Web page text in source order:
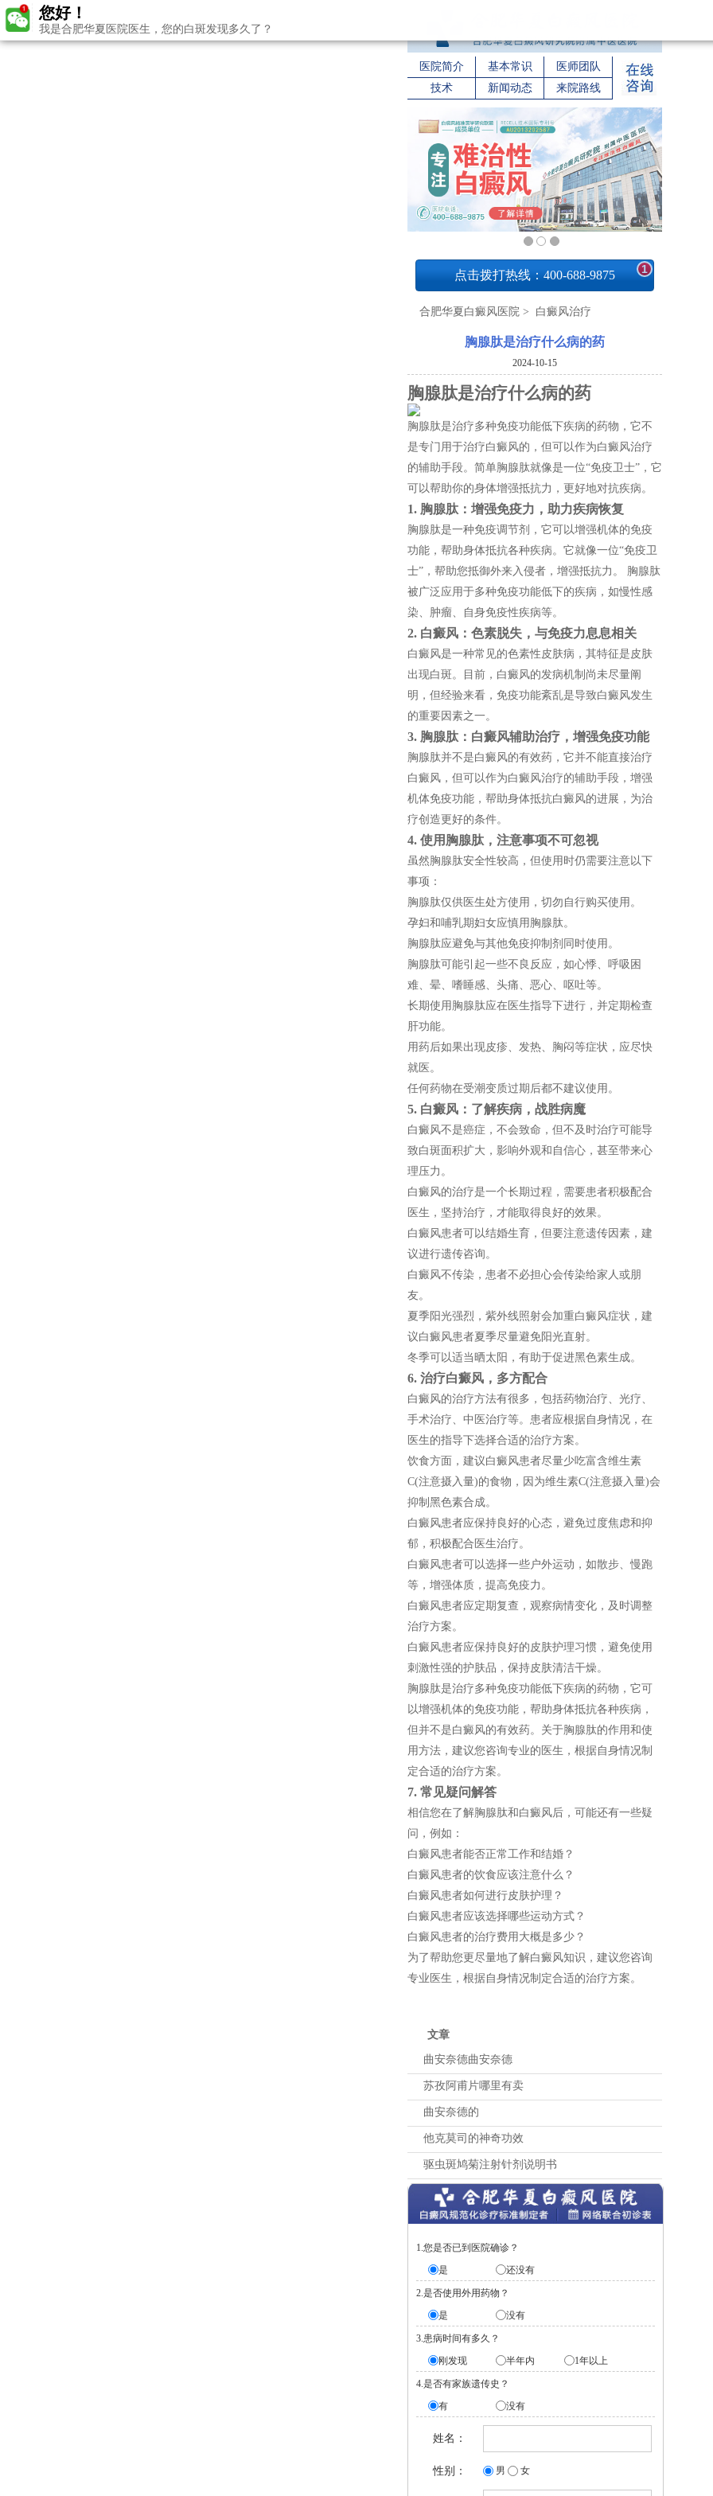
医院简介 基本常识
医师团队
技术
新闻动态 来院路线
点击拨打热线：400-688-9875 1
合肥华夏白癜风医院 > 白癜风治疗
胸腺肽是治疗什么病的药
2024-10-15
胸腺肽是治疗什么病的药
胸腺肽是治疗多种免疫功能低下疾病的药物，它不
是专门用于治疗白癜风的，但可以作为白癜风治疗
的辅助手段。简单胸腺肽就像是一位“免疫卫士”，它
可以帮助你的身体增强抵抗力，更好地对抗疾病。
1. 胸腺肽：增强免疫力，助力疾病恢复
胸腺肽是一种免疫调节剂，它可以增强机体的免疫
功能，帮助身体抵抗各种疾病。它就像一位“免疫卫
士”，帮助您抵御外来入侵者，增强抵抗力。 胸腺肽
被广泛应用于多种免疫功能低下的疾病，如慢性感
染、肿瘤、自身免疫性疾病等。
2. 白癜风：色素脱失，与免疫力息息相关
白癜风是一种常见的色素性皮肤病，其特征是皮肤
出现白斑。目前，白癜风的发病机制尚未尽量阐
明，但经验来看，免疫功能紊乱是导致白癜风发生
的重要因素之一。
3. 胸腺肽：白癜风辅助治疗，增强免疫功能
胸腺肽并不是白癜风的有效药，它并不能直接治疗
白癜风，但可以作为白癜风治疗的辅助手段，增强
机体免疫功能，帮助身体抵抗白癜风的进展，为治
疗创造更好的条件。
4. 使用胸腺肽，注意事项不可忽视
虽然胸腺肽安全性较高，但使用时仍需要注意以下
事项：
胸腺肽仅供医生处方使用，切勿自行购买使用。
孕妇和哺乳期妇女应慎用胸腺肽。
胸腺肽应避免与其他免疫抑制剂同时使用。
胸腺肽可能引起一些不良反应，如心悸、呼吸困
难、晕、嗜睡感、头痛、恶心、呕吐等。
长期使用胸腺肽应在医生指导下进行，并定期检查
肝功能。
用药后如果出现皮疹、发热、胸闷等症状，应尽快
就医。
任何药物在受潮变质过期后都不建议使用。
5. 白癜风：了解疾病，战胜病魔
白癜风不是癌症，不会致命，但不及时治疗可能导
致白斑面积扩大，影响外观和自信心，甚至带来心
理压力。
白癜风的治疗是一个长期过程，需要患者积极配合
医生，坚持治疗，才能取得良好的效果。
白癜风患者可以结婚生育，但要注意遗传因素，建
议进行遗传咨询。
白癜风不传染，患者不必担心会传染给家人或朋
友。
夏季阳光强烈，紫外线照射会加重白癜风症状，建
议白癜风患者夏季尽量避免阳光直射。
冬季可以适当晒太阳，有助于促进黑色素生成。
6. 治疗白癜风，多方配合
白癜风的治疗方法有很多，包括药物治疗、光疗、
手术治疗、中医治疗等。患者应根据自身情况，在
医生的指导下选择合适的治疗方案。
饮食方面，建议白癜风患者尽量少吃富含维生素
C(注意摄入量)的食物，因为维生素C(注意摄入量)会
抑制黑色素合成。
白癜风患者应保持良好的心态，避免过度焦虑和抑
郁，积极配合医生治疗。
白癜风患者可以选择一些户外运动，如散步、慢跑
等，增强体质，提高免疫力。
白癜风患者应定期复查，观察病情变化，及时调整
治疗方案。
白癜风患者应保持良好的皮肤护理习惯，避免使用
刺激性强的护肤品，保持皮肤清洁干燥。
胸腺肽是治疗多种免疫功能低下疾病的药物，它可
以增强机体的免疫功能，帮助身体抵抗各种疾病，
但并不是白癜风的有效药。关于胸腺肽的作用和使
用方法，建议您咨询专业的医生，根据自身情况制
定合适的治疗方案。
7. 常见疑问解答
相信您在了解胸腺肽和白癜风后，可能还有一些疑
问，例如：
白癜风患者能否正常工作和结婚？
白癜风患者的饮食应该注意什么？
白癜风患者如何进行皮肤护理？
白癜风患者应该选择哪些运动方式？
白癜风患者的治疗费用大概是多少？
为了帮助您更尽量地了解白癜风知识，建议您咨询
专业医生，根据自身情况制定合适的治疗方案。
文章
曲安奈德曲安奈德
苏孜阿甫片哪里有卖
曲安奈德的
他克莫司的神奇功效
驱虫斑鸠菊注射针剂说明书
1.您是否已到医院确诊？
是
还没有
2.是否使用外用药物？
是
没有
3.患病时间有多久？
刚发现
半年内 1年以上
4.是否有家族遗传史？
有
没有
姓名：
性别： 男 女
您好！
我是合肥华夏医院医生，您的白斑发现多久了？